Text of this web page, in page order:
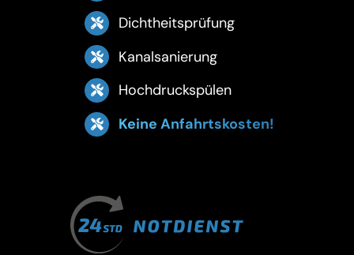
Dichtheitsprüfung
Kanalsanierung
Hochdruckspülen
Keine Anfahrtskosten!